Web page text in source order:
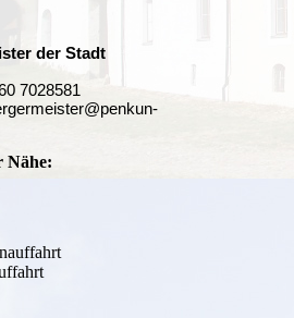
der Stadt
7028581
Nähe: